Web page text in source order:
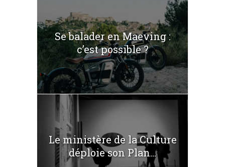
Se balader en Maeving :
c’est possible ?
Le ministère de la Culture
déploie son Plan...